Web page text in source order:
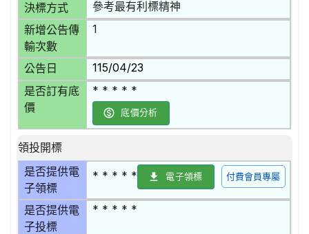
決標方式 參考最有利標精神
新增公告傳
輸次數
1
公告日 115/04/23
是否訂有底
價
* * * * *
底價分析
領投開標
是否提供電
子領標
* * * * * 電子領標 付費會員專屬
是否提供電
子投標
* * * * *